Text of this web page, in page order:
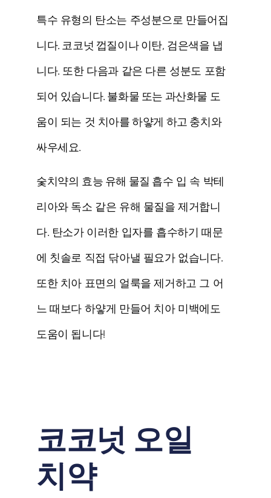
특수 유형의 탄소는 주성분으로 만들어집
니다. 코코넛 껍질이나 이탄, 검은색을 냅
니다. 또한 다음과 같은 다른 성분도 포함
되어 있습니다. 불화물 또는 과산화물 도
움이 되는 것 치아를 하얗게 하고 충치와
싸우세요.
숯치약의 효능 유해 물질 흡수 입 속 박테
리아와 독소 같은 유해 물질을 제거합니
다. 탄소가 이러한 입자를 흡수하기 때문
에 칫솔로 직접 닦아낼 필요가 없습니다.
또한 치아 표면의 얼룩을 제거하고 그 어
느 때보다 하얗게 만들어 치아 미백에도
도움이 됩니다!
코코넛 오일
치약